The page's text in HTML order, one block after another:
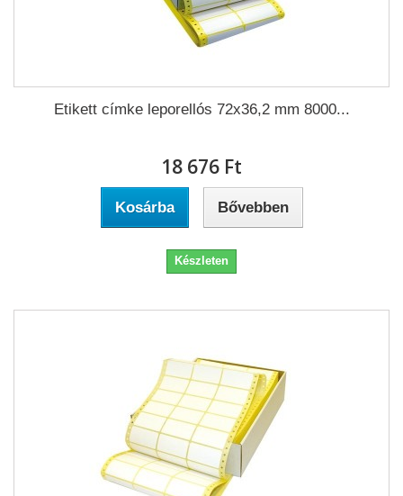
Etikett címke leporellós 72x36,2 mm 8000...
18 676 Ft‎
Kosárba Bővebben
Készleten